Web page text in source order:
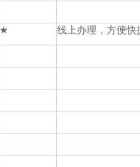
★ 线上办理，方便快